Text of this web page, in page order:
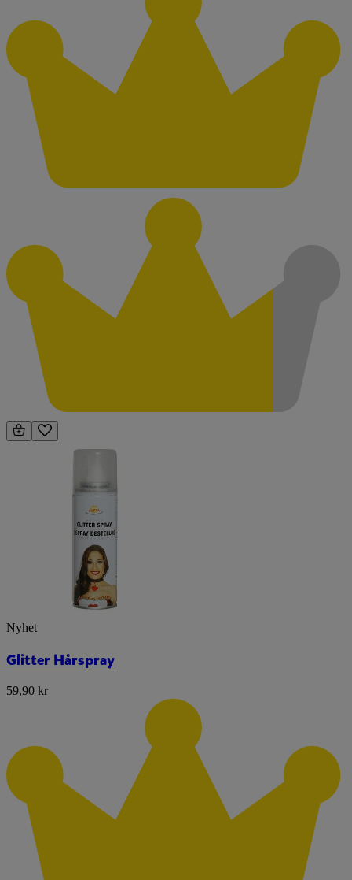
Nyhet
Glitter Hårspray
59,90 kr